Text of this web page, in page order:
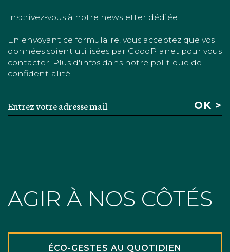
Inscrivez-vous à notre newsletter dédiée
En envoyant ce formulaire, vous acceptez que vos
données soient utilisées par GoodPlanet pour vous
contacter. Plus d'infos dans notre politique de
confidentialité.
AGIR À NOS CÔTÉS
ÉCO-GESTES AU QUOTIDIEN